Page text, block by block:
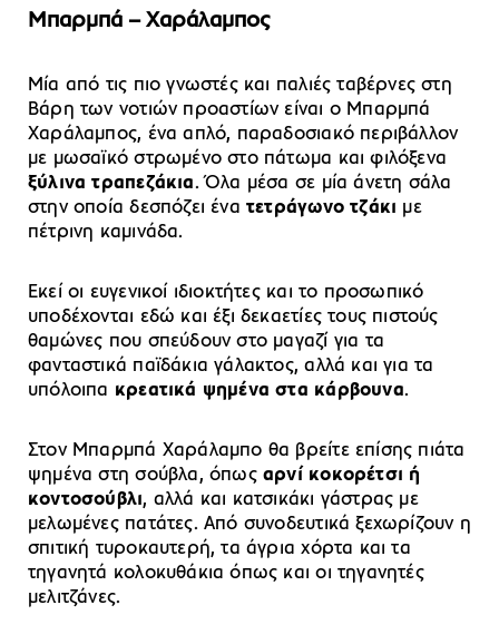
Μπαρμπά – Χαράλαμπος
Μία από τις πιο γνωστές και παλιές ταβέρνες στη
Βάρη των νοτιών προαστίων είναι ο Μπαρμπά
Χαράλαμπος, ένα απλό, παραδοσιακό περιβάλλον
με μωσαϊκό στρωμένο στο πάτωμα και φιλόξενα
ξύλινα τραπεζάκια. Όλα μέσα σε μία άνετη σάλα
στην οποία δεσπόζει ένατετράγωνο τζάκι με
πέτρινη καμινάδα.
Εκεί οι ευγενικοί ιδιοκτήτες και το προσωπικό
υποδέχονται εδώ και έξι δεκαετίες τους πιστούς
θαμώνες που σπεύδουν στο μαγαζί για τα
φανταστικά παϊδάκια γάλακτος, αλλά και για τα
υπόλοιπα κρεατικά ψημένα στα κάρβουνα.
Στον Μπαρμπά Χαράλαμπο θα βρείτε επίσης πιάτα
ψημένα στη σούβλα, όπωςαρνί κοκορέτσι ή
κοντοσούβλι, αλλά και κατσικάκι γάστρας με
μελωμένες πατάτες. Από συνοδευτικά ξεχωρίζουν η
σπιτική τυροκαυτερή, τα άγρια χόρτα και τα
τηγανητά κολοκυθάκια όπως και οι τηγανητές
μελιτζάνες.